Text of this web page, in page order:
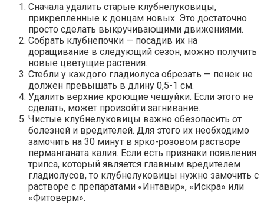
Сначала удалить старые клубнелуковицы,
прикрепленные к донцам новых. Это достаточно
просто сделать выкручивающими движениями.
Собрать клубнепочки — посадив их на
доращивание в следующий сезон, можно получить
новые цветущие растения.
Стебли у каждого гладиолуса обрезать — пенек не
должен превышать в длину 0,5-1 см.
Удалить верхние кроющие чешуйки. Если этого не
сделать, может произойти загнивание.
Чистые клубнелуковицы важно обезопасить от
болезней и вредителей. Для этого их необходимо
замочить на 30 минут в ярко-розовом растворе
перманганата калия. Если есть признаки появления
трипса, который является главным вредителем
гладиолусов, то клубнелуковицы нужно замочить с
растворе с препаратами «Интавир», «Искра» или
«Фитоверм».